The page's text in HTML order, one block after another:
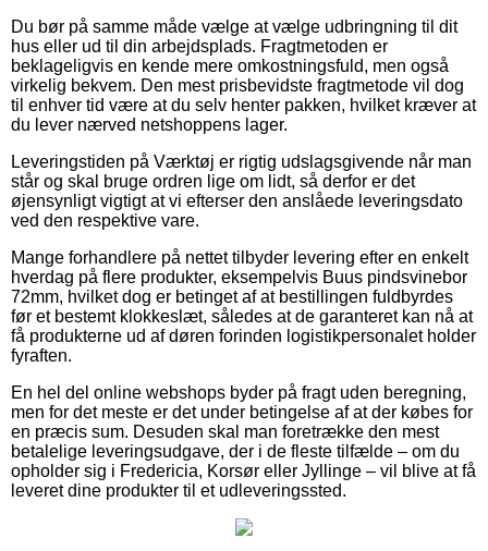
Du bør på samme måde vælge at vælge udbringning til dit
hus eller ud til din arbejdsplads. Fragtmetoden er
beklageligvis en kende mere omkostningsfuld, men også
virkelig bekvem. Den mest prisbevidste fragtmetode vil dog
til enhver tid være at du selv henter pakken, hvilket kræver at
du lever nærved netshoppens lager.
Leveringstiden på Værktøj er rigtig udslagsgivende når man
står og skal bruge ordren lige om lidt, så derfor er det
øjensynligt vigtigt at vi efterser den anslåede leveringsdato
ved den respektive vare.
Mange forhandlere på nettet tilbyder levering efter en enkelt
hverdag på flere produkter, eksempelvis Buus pindsvinebor
72mm, hvilket dog er betinget af at bestillingen fuldbyrdes
før et bestemt klokkeslæt, således at de garanteret kan nå at
få produkterne ud af døren forinden logistikpersonalet holder
fyraften.
En hel del online webshops byder på fragt uden beregning,
men for det meste er det under betingelse af at der købes for
en præcis sum. Desuden skal man foretrække den mest
betalelige leveringsudgave, der i de fleste tilfælde – om du
opholder sig i Fredericia, Korsør eller Jyllinge – vil blive at få
leveret dine produkter til et udleveringssted.